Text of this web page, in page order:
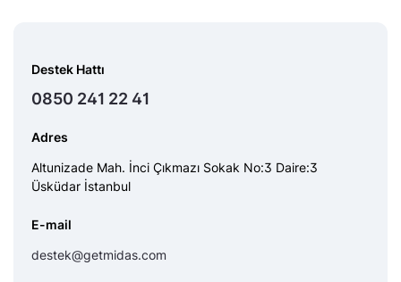
Destek Hattı
0850 241 22 41
Adres
Altunizade Mah. İnci Çıkmazı Sokak No:3 Daire:3
Üsküdar İstanbul
E-mail
destek@getmidas.com